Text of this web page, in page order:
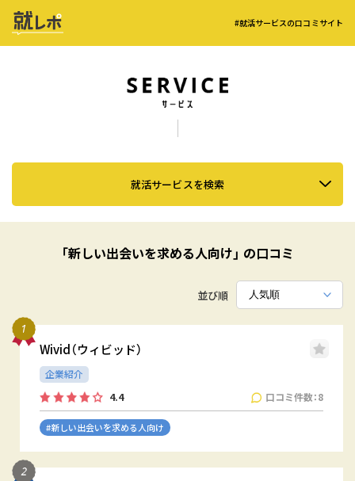
#就活サービスの口コミサイト
就活サービスを検索
「新しい出会いを求める人向け」 の口コミ
並び順
Wivid（ウィビッド）
企業紹介
4.4
口コミ件数：8
#新しい出会いを求める人向け